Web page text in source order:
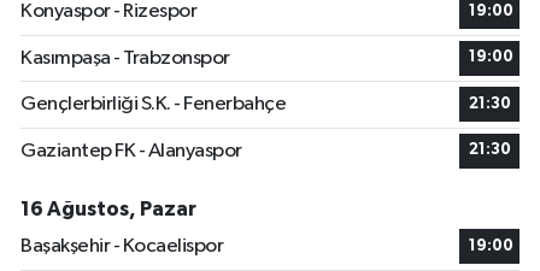
Konyaspor - Rizespor
19:00
Kasımpaşa - Trabzonspor 19:00
Gençlerbirliği S.K. - Fenerbahçe 21:30
Gaziantep FK - Alanyaspor 21:30
16 Ağustos, Pazar
Başakşehir - Kocaelispor
19:00